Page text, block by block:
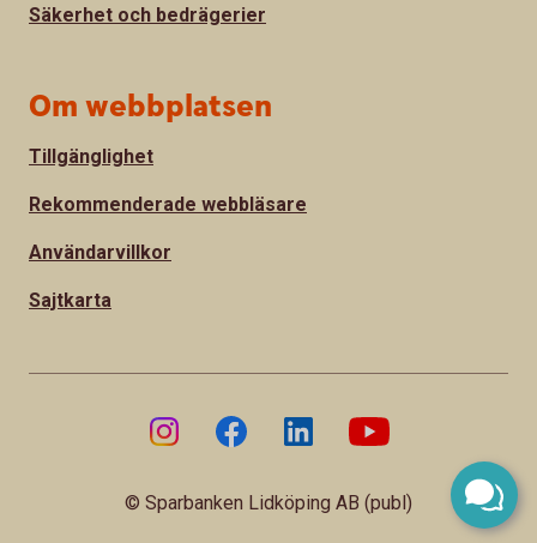
Säkerhet och bedrägerier
Om webbplatsen
Tillgänglighet
Rekommenderade webbläsare
Användarvillkor
Sajtkarta
© Sparbanken Lidköping AB (publ)